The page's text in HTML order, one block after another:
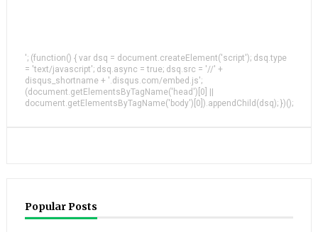
'; (function() { var dsq = document.createElement('script'); dsq.type
= 'text/javascript'; dsq.async = true; dsq.src = '//' +
disqus_shortname + '.disqus.com/embed.js';
(document.getElementsByTagName('head')[0] ||
document.getElementsByTagName('body')[0]).appendChild(dsq); })();
Popular Posts